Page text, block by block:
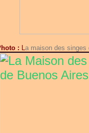
: La maison des singes